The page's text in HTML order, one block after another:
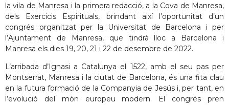
la vila de Manresa i la primera redacció, a la Cova de Manresa,
dels Exercicis Espirituals, brindant així l’oportunitat d’un
congrés organitzat per la Universitat de Barcelona i per
l’Ajuntament de Manresa, que tindrà lloc a Barcelona i
Manresa els dies 19, 20, 21 i 22 de desembre de 2022.
L’arribada d’Ignasi a Catalunya el 1522, amb el seu pas per
Montserrat, Manresa i la ciutat de Barcelona, és una fita clau
en la futura formació de la Companyia de Jesús i, per tant, en
l’evolució del món europeu modern. El congrés pren